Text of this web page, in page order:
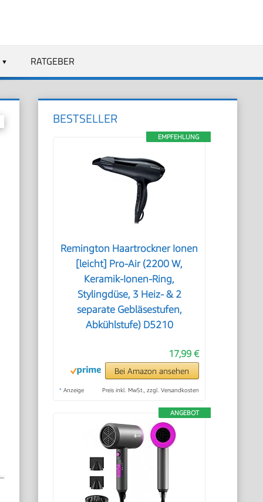
RATGEBER
BESTSELLER
EMPFEHLUNG
Remington Haartrockner Ionen
[leicht] Pro-Air (2200 W,
Keramik-Ionen-Ring,
Stylingdüse, 3 Heiz- & 2
separate Gebläsestufen,
Abkühlstufe) D5210
17,99 €
Bei Amazon ansehen
* Anzeige Preis inkl. MwSt., zzgl. Versandkosten
ANGEBOT